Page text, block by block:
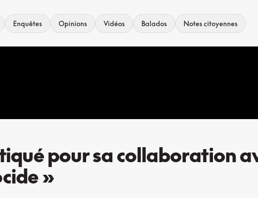
Enquêtes Opinions Vidéos Balados Notes citoyennes
pour sa collaboration
»